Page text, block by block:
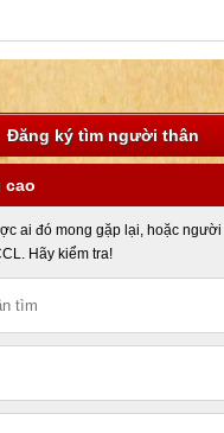
Đăng ký tìm người thân
cao
ai đó mong gặp lại, hoặc
Hãy kiểm tra!